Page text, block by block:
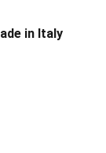
in Italy